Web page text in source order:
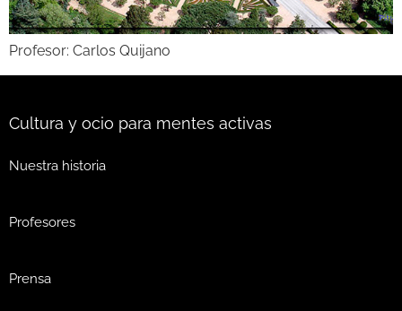
Profesor: Carlos Quijano
Cultura y ocio para mentes activas
Nuestra historia
Profesores
Prensa